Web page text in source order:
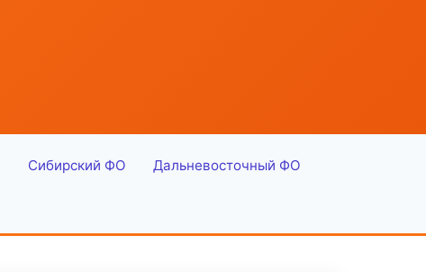
Сибирский ФО Дальневосточный ФО